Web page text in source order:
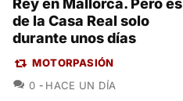
Rey en Mallorca. Pero es
de la Casa Real solo
durante unos días
MOTORPASIÓN
0 COMENTARIOS
HACE UN DÍA